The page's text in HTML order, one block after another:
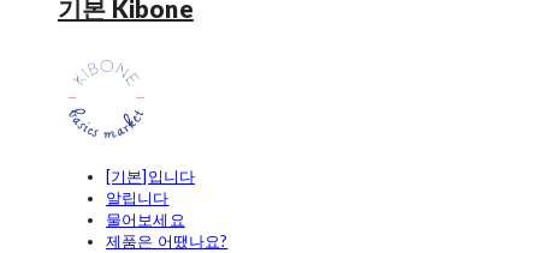
기본 Kibone
[기본]입니다
알립니다
물어보세요
제품은 어땠나요?